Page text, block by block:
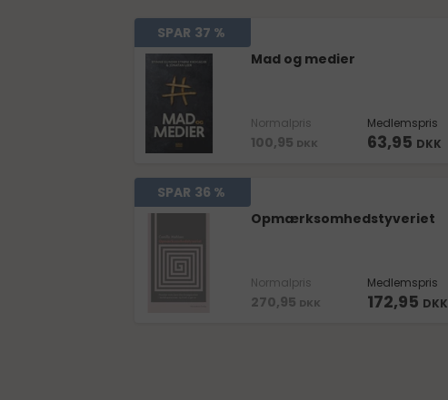
SPAR 37 %
Mad og medier
Normalpris
100,95 DKK
Medlemspris
63,95 DKK
SPAR 36 %
Opmærksomhedstyveriet
Normalpris
270,95 DKK
Medlemspris
172,95 DKK